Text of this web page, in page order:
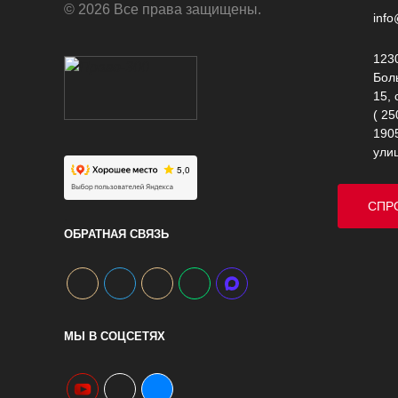
© 2026 Все права защищены.
ОБРАТНАЯ СВЯЗЬ
МЫ В СОЦСЕТЯХ
youtubetelegram
vk
15,
(